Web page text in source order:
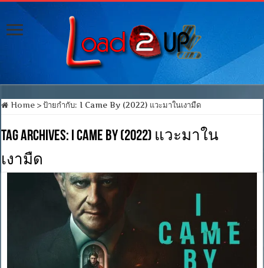
Home > ป้ายกำกับ:I Came By (2022) แวะมาในเงามืด
Tag Archives: I Came By (2022) แวะมาใน
เงามืด